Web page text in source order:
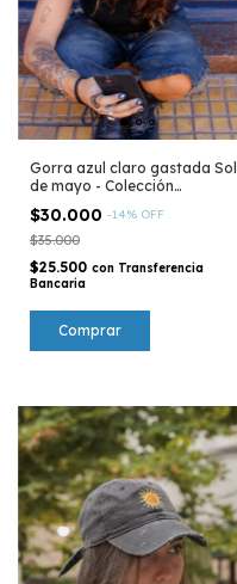
Gorra azul claro gastada Sol
de mayo - Colección
$30.000 -14% OFF
$35.000
$25.500 con Transferencia
Bancaria